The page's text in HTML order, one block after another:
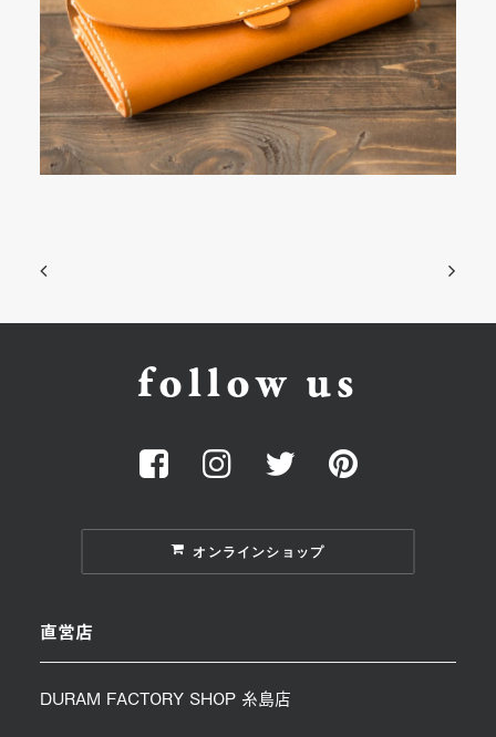
follow us
オンラインショップ
直営店
DURAM FACTORY SHOP 糸島店